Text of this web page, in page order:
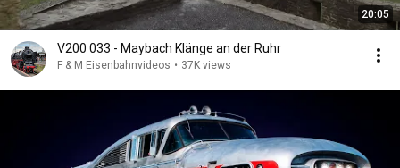
20:05
V200 033 - Maybach Klänge an der Ruhr
F & M Eisenbahnvideos • 37K views